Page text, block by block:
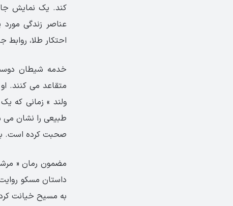
کند. یک نمایش
احتکار طلا،
خدمه شیطان دوست
متقاعد می کنند.
ولند » زمانی که
طبیعی را نشان می
صحبت کرده است.
مضمون رمان «
داستان مسکو
به مسیح خیانت